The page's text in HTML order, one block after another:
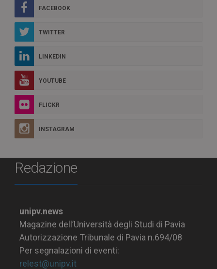
FACEBOOK
TWITTER
LINKEDIN
YOUTUBE
FLICKR
INSTAGRAM
Redazione
unipv.news
Magazine dell’Università degli Studi di Pavia
Autorizzazione Tribunale di Pavia n.694/08
Per segnalazioni di eventi:
relest@unipv.it